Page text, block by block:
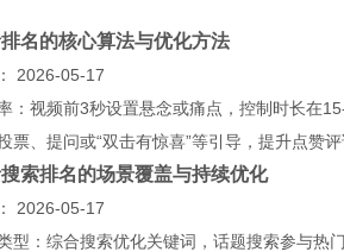
名的核心算法与优化方法
2026-05-17
：视频前3秒设置悬念或痛点，控制时长在
票、提问或“双击有惊喜”等引导，提升点赞
索排名的场景覆盖与持续优化
2026-05-17
型：综合搜索优化关键词，话题搜索参与热